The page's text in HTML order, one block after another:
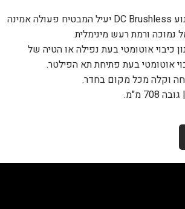
מנוע חסכוני ושקט: מנוע DC Brushless יעיל המבטיח פעולה אמינה
נמוכה ורמת רעש מינימלית.
כיבוי אוטומטי בעת נפילה או הטיה של
וקלה מכל מקום בחדר.